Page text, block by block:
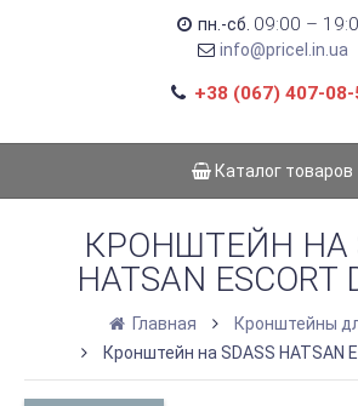
пн.-сб. 09:00 –
info@pricel.in.ua
+38 (067) 407-08-
Каталог товаров
КРОНШТЕЙН НА
HATSAN ESCORT
Главная
Кронштейны
Кронштейн на SDASS HATSAN